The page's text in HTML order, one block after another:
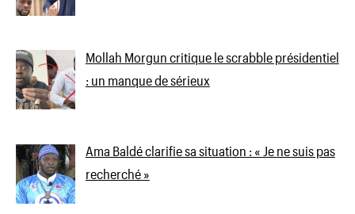
Mollah Morgun critique le scrabble présidentiel
: un manque de sérieux
Ama Baldé clarifie sa situation : « Je ne suis pas
recherché »